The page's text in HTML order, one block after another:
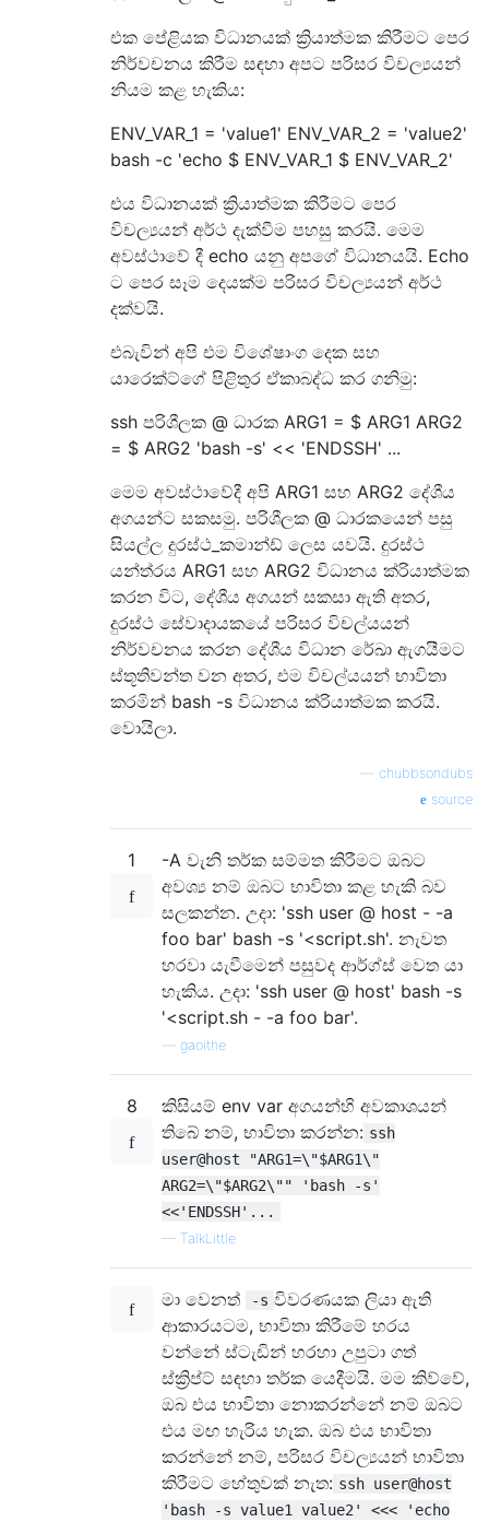
එක පේළියක විධානයක් ක්‍රියාත්මක කිරීමට පෙර
නිර්වචනය කිරීම සඳහා අපට පරිසර විචල්‍යයන්
නියම කළ හැකිය:
ENV_VAR_1 = 'value1' ENV_VAR_2 = 'value2'
bash -c 'echo $ ENV_VAR_1 $ ENV_VAR_2'
එය විධානයක් ක්‍රියාත්මක කිරීමට පෙර
විචල්‍යයන් අර්ථ දැක්වීම පහසු කරයි. මෙම
අවස්ථාවේ දී echo යනු අපගේ විධානයයි. Echo
ට පෙර සෑම දෙයක්ම පරිසර විචල්‍යයන් අර්ථ
දක්වයි.
එබැවින් අපි එම විශේෂාංග දෙක සහ
යාරෙක්ට්ගේ පිළිතුර ඒකාබද්ධ කර ගනිමු:
ssh පරිශීලක @ ධාරක ARG1 = $ ARG1 ARG2
= $ ARG2 'bash -s' << 'ENDSSH' ...
මෙම අවස්ථාවේදී අපි ARG1 සහ ARG2 දේශීය
අගයන්ට සකසමු. පරිශීලක @ ධාරකයෙන් පසු
සියල්ල දුරස්ථ_කමාන්ඩ් ලෙස යවයි. දුරස්ථ
යන්ත්රය ARG1 සහ ARG2 විධානය ක්රියාත්මක
කරන විට, දේශීය අගයන් සකසා ඇති අතර,
දුරස්ථ සේවාදායකයේ පරිසර විචල්යයන්
නිර්වචනය කරන දේශීය විධාන රේඛා ඇගයීමට
ස්තූතිවන්ත වන අතර, එම විචල්යයන් භාවිතා
කරමින් bash -s විධානය ක්රියාත්මක කරයි.
වොයිලා.
chubbsondubs
source
1
-A වැනි තර්ක සම්මත කිරීමට ඔබට
අවශ්‍ය නම් ඔබට භාවිතා කළ හැකි බව
සලකන්න. උදා: 'ssh user @ host - -a
foo bar' bash -s '<script.sh'. නැවත
හරවා යැවීමෙන් පසුවද ආර්ග්ස් වෙත යා
හැකිය. උදා: 'ssh user @ host' bash -s
'<script.sh - -a foo bar'.
gaoithe
8
කිසියම් env var අගයන්හි අවකාශයන්
තිබේ නම්, භාවිතා කරන්න: ssh
user@host "ARG1=\"$ARG1\"
ARG2=\"$ARG2\"" 'bash -s'
<<'ENDSSH'...
— TalkLittle
මා වෙනත් -s විවරණයක ලියා ඇති
ආකාරයටම, භාවිතා කිරීමේ හරය
වන්නේ ස්ටැඩින් හරහා උපුටා ගත්
ස්ක්‍රිප්ට් සඳහා තර්ක යෙදීමයි. මම කිව්වේ,
ඔබ එය භාවිතා නොකරන්නේ නම් ඔබට
එය මඟ හැරිය හැක. ඔබ එය භාවිතා
කරන්නේ නම්, පරිසර විචල්‍යයන් භාවිතා
කිරීමට හේතුවක් නැත: ssh user@host
'bash -s value1 value2' <<< 'echo